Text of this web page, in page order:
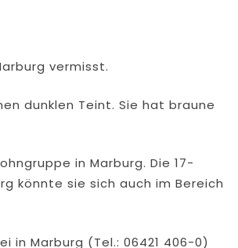
vermisst.
dunklen Teint. Sie hat braune
in Marburg. Die 17-
könnte sie sich auch im Bereich
in Marburg (Tel.: 06421 406-0)